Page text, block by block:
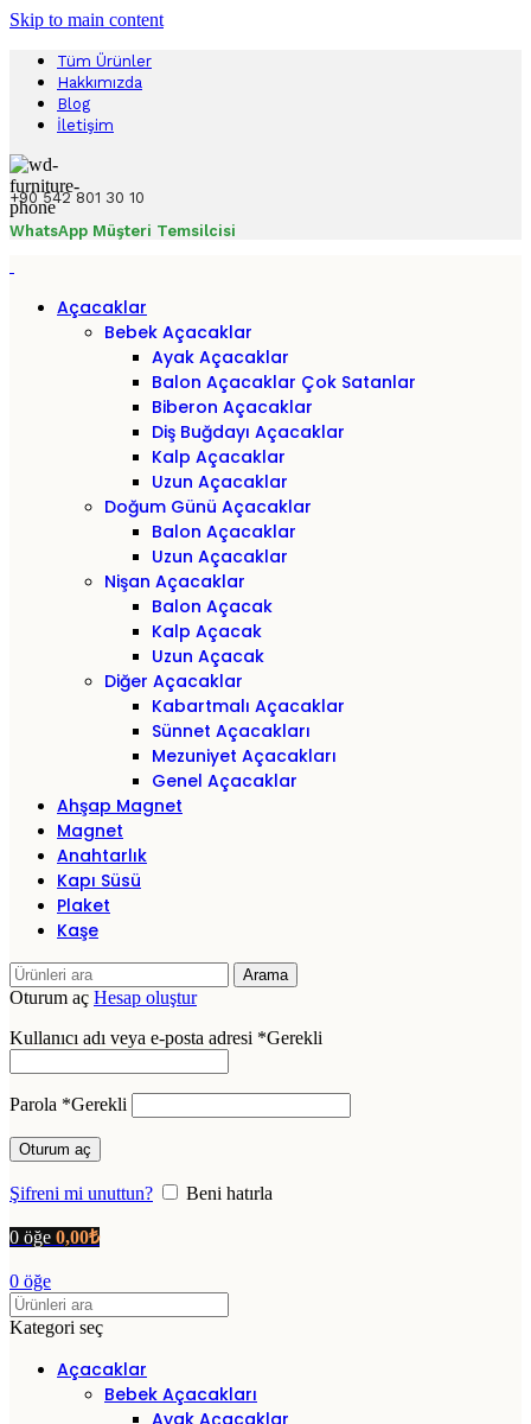
Skip to main content
Tüm Ürünler
Hakkımızda
Blog
İletişim
+90 542 801 30 10
WhatsApp Müşteri Temsilcisi
Açacaklar
Bebek Açacaklar
Ayak Açacaklar
Balon Açacaklar Çok Satanlar
Biberon Açacaklar
Diş Buğdayı Açacaklar
Kalp Açacaklar
Uzun Açacaklar
Doğum Günü Açacaklar
Balon Açacaklar
Uzun Açacaklar
Nişan Açacaklar
Balon Açacak
Kalp Açacak
Uzun Açacak
Diğer Açacaklar
Kabartmalı Açacaklar
Sünnet Açacakları
Mezuniyet Açacakları
Genel Açacaklar
Ahşap Magnet
Magnet
Anahtarlık
Kapı Süsü
Plaket
Kaşe
Arama
Oturum aç Hesap oluştur
Kullanıcı adı veya e-posta adresi *Gerekli
Parola *Gerekli
Oturum aç
Şifreni mi unuttun? Beni hatırla
0 öğe 0,00₺
0 öğe
Kategori seç
Açacaklar
Bebek Açacakları
Ayak Açacaklar